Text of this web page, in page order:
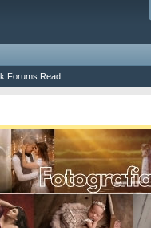
Forums Read